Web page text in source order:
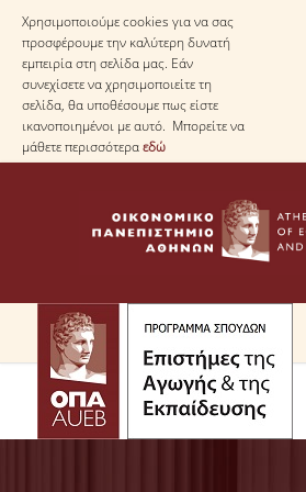
Χρησιμοποιούμε cookies για να σας
προσφέρουμε την καλύτερη δυνατή
εμπειρία στη σελίδα μας. Εάν
συνεχίσετε να χρησιμοποιείτε τη
σελίδα, θα υποθέσουμε πως είστε
ικανοποιημένοι με αυτό. Μπορείτε να
μάθετε περισσότεραεδώ
ΑΡΧΙΚΗ